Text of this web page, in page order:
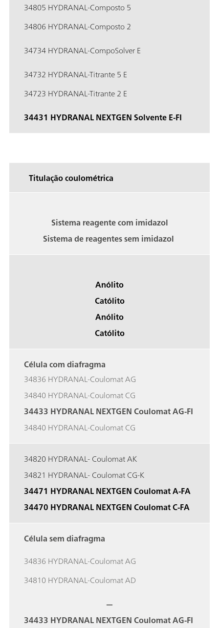
34805 HYDRANAL-Composto 5
34806 HYDRANAL-Composto 2
34734 HYDRANAL-CompoSolver E
34732 HYDRANAL-Titrante 5 E
34723 HYDRANAL-Titrante 2 E
34431 HYDRANAL NEXTGEN Solvente E-FI
Titulação coulométrica
Sistema reagente com imidazol
Sistema de reagentes sem imidazol
Anólito
Católito
Anólito
Católito
Célula com diafragma
34836 HYDRANAL-Coulomat AG
34840 HYDRANAL-Coulomat CG
34433 HYDRANAL NEXTGEN Coulomat AG-FI
34840 HYDRANAL-Coulomat CG
34820 HYDRANAL- Coulomat AK
34821 HYDRANAL- Coulomat CG-K
34471 HYDRANAL NEXTGEN Coulomat A-FA
34470 HYDRANAL NEXTGEN Coulomat C-FA
Célula sem diafragma
34836 HYDRANAL-Coulomat AG
34810 HYDRANAL-Coulomat AD
—
34433 HYDRANAL NEXTGEN Coulomat AG-FI